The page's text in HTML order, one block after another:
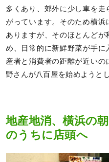
多くあり、郊外に少し車を
がっています。そのため横浜
ありますが、そのほとんどが
め、日常的に新鮮野菜が手に
産者と消費者の距離が近い
野さんが八百屋を始めようと
地産地消、橫浜の
のうちに店頭へ